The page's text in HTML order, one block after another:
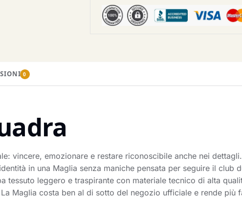
0
vincere, emozionare e restare riconoscibile anche nei
in una Maglia senza maniche pensata per seguire il club
tessuto leggero e traspirante con materiale tecnico di alta
Maglia costa ben al di sotto del negozio ufficiale e rende più